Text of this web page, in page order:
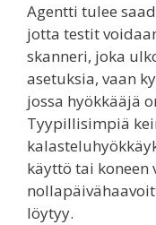
Agentti tulee
jotta testit
skanneri, joka
asetuksia, vaan
jossa hyökkääjä
Tyypillisimpiä
käyttö tai koneen
löytyy.